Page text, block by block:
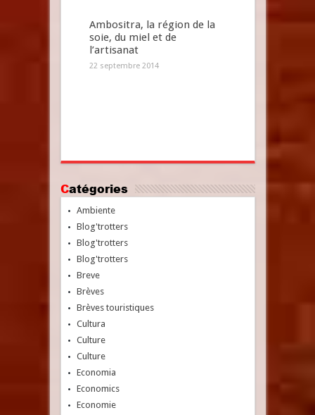
Ambositra, la région de la
soie, du miel et de
l’artisanat
22 septembre 2014
Catégories
Ambiente
Blog'trotters
Blog'trotters
Blog'trotters
Breve
Brèves
Brèves touristiques
Cultura
Culture
Culture
Economia
Economics
Economie